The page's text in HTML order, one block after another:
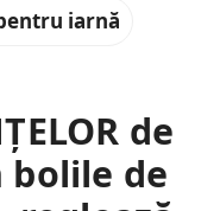
iarnă
de
bolile de